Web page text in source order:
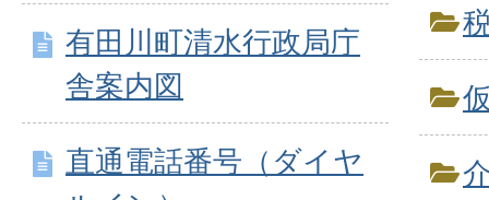
有田川町清水行政局庁
舎案内図
直通電話番号（ダイヤ